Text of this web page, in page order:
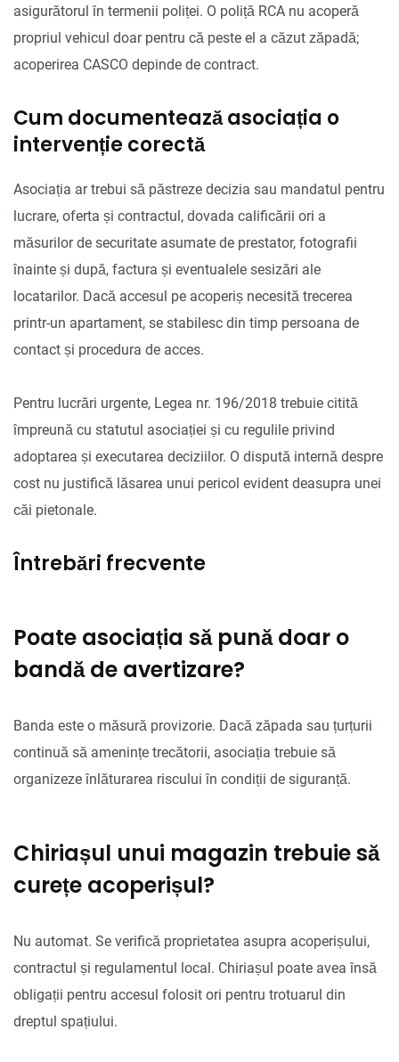
asigurătorul în termenii poliței. O poliță RCA nu acoperă
propriul vehicul doar pentru că peste el a căzut zăpadă;
acoperirea CASCO depinde de contract.
Cum documentează asociația o
intervenție corectă
Asociația ar trebui să păstreze decizia sau mandatul pentru
lucrare, oferta și contractul, dovada calificării ori a
măsurilor de securitate asumate de prestator, fotografii
înainte și după, factura și eventualele sesizări ale
locatarilor. Dacă accesul pe acoperiș necesită trecerea
printr-un apartament, se stabilesc din timp persoana de
contact și procedura de acces.
Pentru lucrări urgente, Legea nr. 196/2018 trebuie citită
împreună cu statutul asociației și cu regulile privind
adoptarea și executarea deciziilor. O dispută internă despre
cost nu justifică lăsarea unui pericol evident deasupra unei
căi pietonale.
Întrebări frecvente
Poate asociația să pună doar o
bandă de avertizare?
Banda este o măsură provizorie. Dacă zăpada sau țurțurii
continuă să amenințe trecătorii, asociația trebuie să
organizeze înlăturarea riscului în condiții de siguranță.
Chiriașul unui magazin trebuie să
curețe acoperișul?
Nu automat. Se verifică proprietatea asupra acoperișului,
contractul și regulamentul local. Chiriașul poate avea însă
obligații pentru accesul folosit ori pentru trotuarul din
dreptul spațiului.